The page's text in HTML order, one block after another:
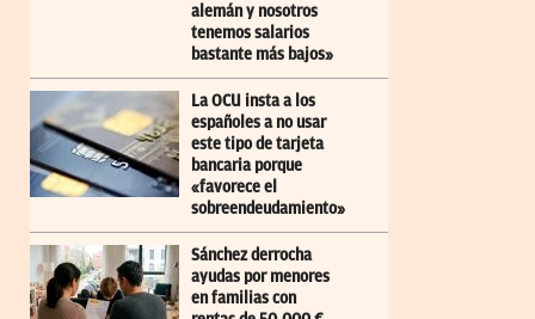
alemán y nosotros
tenemos salarios
bastante más bajos»
La OCU insta a los
españoles a no usar
este tipo de tarjeta
bancaria porque
«favorece el
sobreendeudamiento»
Sánchez derrocha
ayudas por menores
en familias con